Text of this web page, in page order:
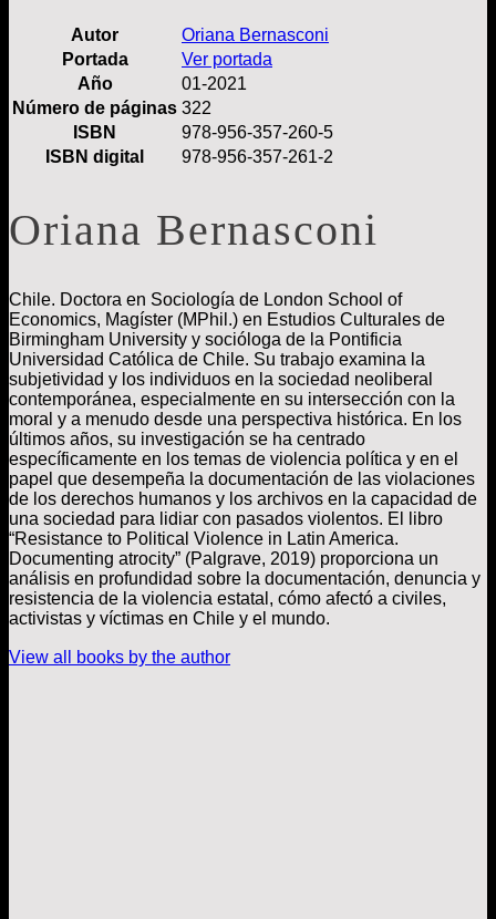
Autor
Oriana Bernasconi
Portada
Ver portada
Año
01-2021
Número de páginas 322
ISBN
978-956-357-260-5
ISBN digital
978-956-357-261-2
Oriana Bernasconi
Chile. Doctora en Sociología de London School of
Economics, Magíster (MPhil.) en Estudios Culturales de
Birmingham University y socióloga de la Pontificia
Universidad Católica de Chile. Su trabajo examina la
subjetividad y los individuos en la sociedad neoliberal
contemporánea, especialmente en su intersección con la
moral y a menudo desde una perspectiva histórica. En los
últimos años, su investigación se ha centrado
específicamente en los temas de violencia política y en el
papel que desempeña la documentación de las violaciones
de los derechos humanos y los archivos en la capacidad de
una sociedad para lidiar con pasados violentos. El libro
“Resistance to Political Violence in Latin America.
Documenting atrocity” (Palgrave, 2019) proporciona un
análisis en profundidad sobre la documentación, denuncia y
resistencia de la violencia estatal, cómo afectó a civiles,
activistas y víctimas en Chile y el mundo.
View all books by the author